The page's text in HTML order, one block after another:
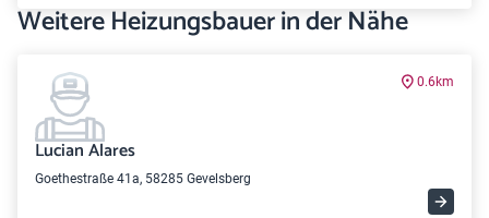
Weitere Heizungsbauer in der Nähe
0.6km
Lucian Alares
Goethestraße 41a, 58285 Gevelsberg